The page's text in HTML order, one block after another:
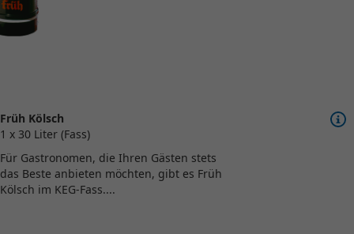
Früh Kölsch
1 x 30 Liter (Fass)
Für Gastronomen, die Ihren Gästen stets
das Beste anbieten möchten, gibt es Früh
Kölsch im KEG-Fass....